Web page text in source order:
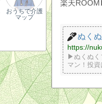
楽天
ぬく
https://
▶ぬくぬく
マン！投
おうちで介護
マップ